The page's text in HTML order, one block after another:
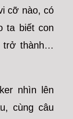
cỡ nào, có
ta biết con
trở thành…
nhìn lên
cùng câu